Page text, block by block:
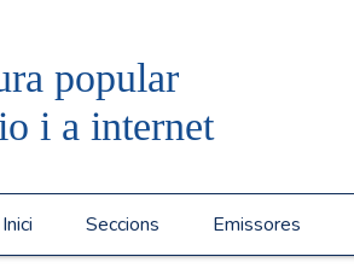
popular
i a internet
Inici Seccions Emissores